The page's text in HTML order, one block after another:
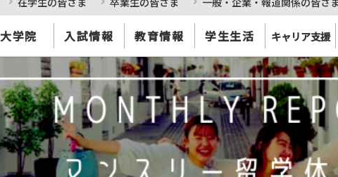
大学院 入試情報 教育情報 学生生活 キャリア支援